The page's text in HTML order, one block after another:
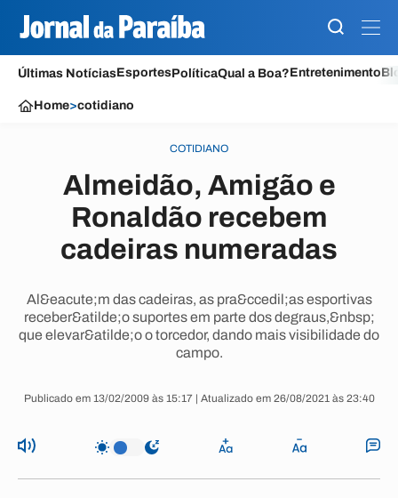
Últimas NotíciasEsportesPolíticaQual a Boa?Entretenimento
Home>cotidiano
COTIDIANO
Almeidão, Amigão e
Ronaldão recebem
cadeiras numeradas
Al&eacute;m das cadeiras, as pra&ccedil;as esportivas
receber&atilde;o suportes em parte dos degraus,&nbsp;
que elevar&atilde;o o torcedor, dando mais visibilidade do
campo.
Publicado em 13/02/2009 às 15:17 | Atualizado em 26/08/2021 às 23:40